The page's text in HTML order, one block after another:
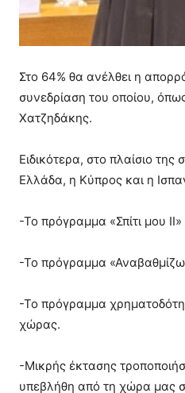
Στο 64% θα ανέλθει η
συνεδρίαση του οποίου,
Χατζηδάκης.
Ειδικότερα, στο πλαίσιο
Ελλάδα, η Κύπρος και η
-Το πρόγραμμα «Σπίτι μου
-Το πρόγραμμα «Αναβαθμίζω
-Το πρόγραμμα
χώρας.
-Μικρής έκτασης
υπεβλήθη από τη χώρα μας